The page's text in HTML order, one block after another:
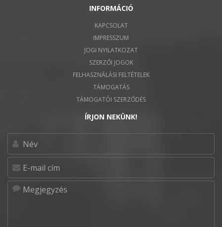
INFORMÁCIÓ
KAPCSOLAT
IMPRESSZUM
JOGI NYILATKOZAT
SZERZŐI JOGOK
FELHASZNÁLÁSI FELTÉTELEK
TÁMOGATÁS
TÁMOGATÓI SZERZŐDÉS
ÍRJON NEKÜNK!